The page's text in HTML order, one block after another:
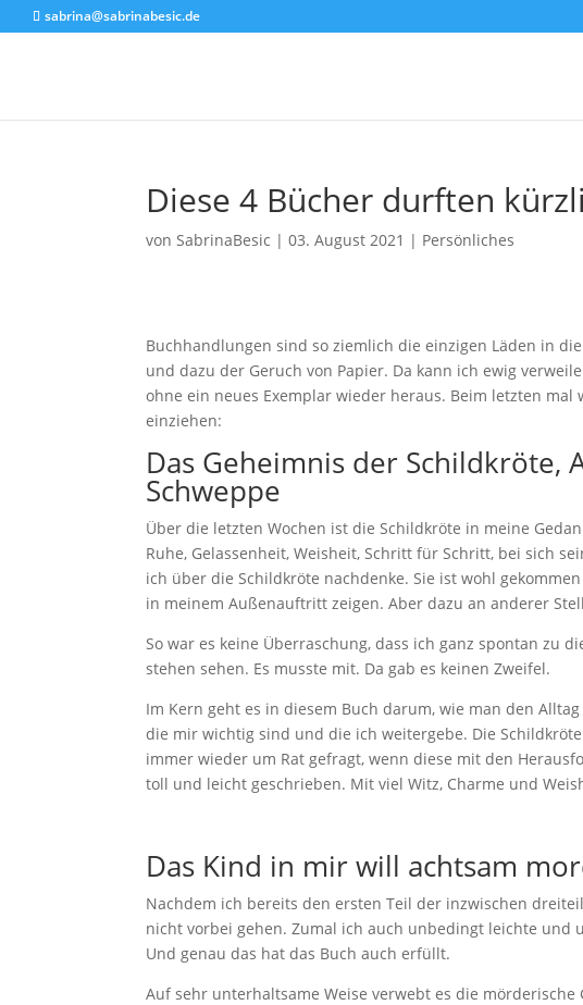
sabrina@sabrinabesic.de
Diese 4 Bücher durften
vonSabrinaBesic |03. August 2021 | Persönliches
Buchhandlungen sind so ziemlich die einzigen Läden in
und dazu der Geruch von Papier. Da kann ich ewig
ohne ein neues Exemplar wieder heraus. Beim letzten
einziehen:
Das Geheimnis der Schildkröte,
Schweppe
Über die letzten Wochen ist die Schildkröte in meine
Ruhe, Gelassenheit, Weisheit, Schritt für Schritt, bei sich
ich über die Schildkröte nachdenke. Sie ist wohl
in meinem Außenauftritt zeigen. Aber dazu an anderer
So war es keine Überraschung, dass ich ganz spontan zu
stehen sehen. Es musste mit. Da gab es keinen Zweifel.
Im Kern geht es in diesem Buch darum, wie man den
die mir wichtig sind und die ich weitergebe. Die
immer wieder um Rat gefragt, wenn diese mit den
toll und leicht geschrieben. Mit viel Witz, Charme und
Das Kind in mir will achtsam
Nachdem ich bereits den ersten Teil der inzwischen
nicht vorbei gehen. Zumal ich auch unbedingt leichte
Und genau das hat das Buch auch erfüllt.
Auf sehr unterhaltsame Weise verwebt es die